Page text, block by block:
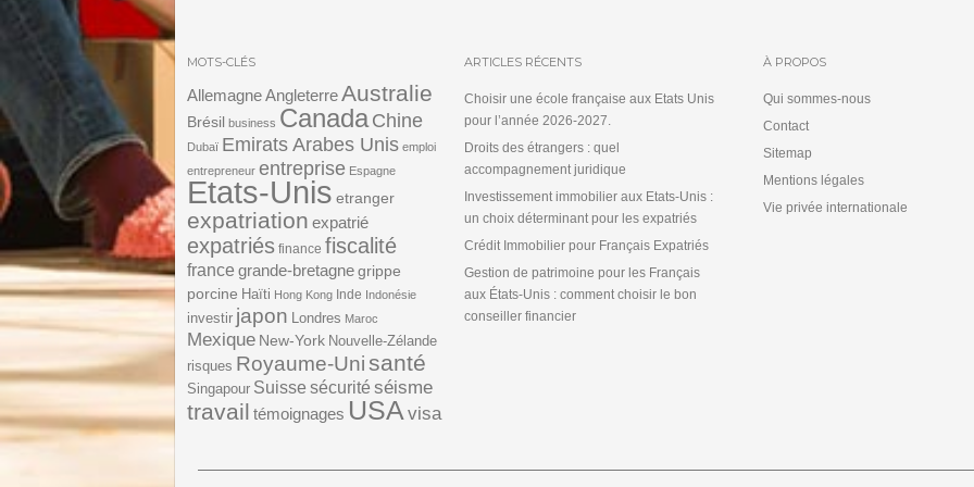
MOTS-CLÉS
AllemagneAngleterreAustralie
Brésil business CanadaChine
Dubaï Emirats Arabes Unis emploi
entrepreneur entreprise Espagne
Etats-Unis etranger
expatriation expatrié
expatriés finance fiscalité
france grande-bretagnegrippe
porcine Haïti Hong Kong Inde Indonésie
investir japon Londres Maroc
Mexique New-York Nouvelle-Zélande
risques Royaume-Unisanté
Singapour Suisse sécurité séisme
travail témoignages USA visa
ARTICLES RÉCENTS
Choisir une école française aux Etats Unis
pour l’année 2026-2027.
Droits des étrangers : quel
accompagnement juridique
Investissement immobilier aux Etats-Unis :
un choix déterminant pour les expatriés
Crédit Immobilier pour Français Expatriés
Gestion de patrimoine pour les Français
aux États-Unis : comment choisir le bon
conseiller financier
À PROPOS
Qui sommes-nous
Contact
Sitemap
Mentions légales
Vie privée internationale